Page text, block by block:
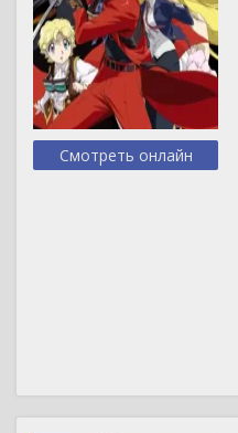
Смотреть онлайн